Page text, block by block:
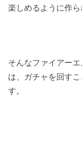
楽しめるように作
そんなファイアー
は、ガチャを回す
す。